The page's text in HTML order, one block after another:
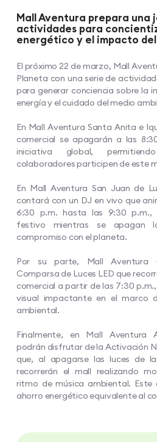
Mall Aventura prepara una
actividades para
energético y el impacto
El próximo 22 de marzo, Mall
Planeta con una serie de
para generar conciencia sobre la
energía y el cuidado del medio
En Mall Aventura Santa Anita e
comercial se apagarán a las
iniciativa global,
colaboradores participen de este
En Mall Aventura San Juan de
contará con un DJ en vivo que
6:30 p.m. hasta las 9:30 p.m.,
festivo mientras se apagan
compromiso con el planeta.
Por su parte, Mall Aventura
Comparsa de Luces LED que
comercial a partir de las 7:30
visual impactante en el marco
ambiental.
Finalmente, en Mall Aventura
podrán disfrutar de la Activación
que, al apagarse las luces de
recorrerán el mall realizando
ritmo de música ambiental. Este
ahorro energético equivalente al